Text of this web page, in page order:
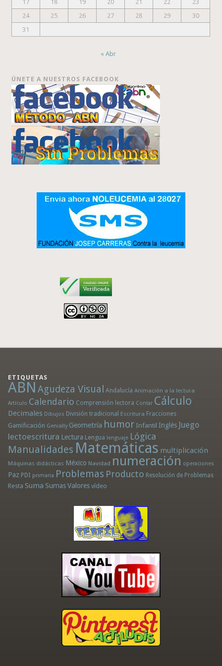
17
18 19 20 21 22
23
24
25 26 27 28 29
30
31
« Abr
ÚNETE A NUESTROS FACEBOOK
ETIQUETAS
ABN Agudeza Visual Andalucía Animación a la lectura
Artículo Calendario Comprensión lectora Contar Cálculo
Decimales Dibujos División tradicional Escritura Fracciones
Gamificación Genially Geometría humor Infantil Inglés Juego
lectoescritura Lectura Lengua lenguaje Lógica
Manualidades Matemáticas multiplicación
Máquinas didácticas México Navidad numeración operaciones
Paz PDI primaria Problemas Producto Resolución de Problemas
Resta Suma Sumas Valores vídeo